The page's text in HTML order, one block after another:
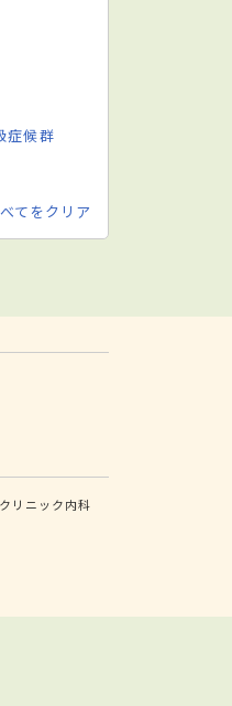
症候群
てをクリア
リニック内科